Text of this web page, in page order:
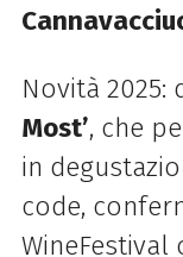
Novità 2025:
Most’, che
in
code,